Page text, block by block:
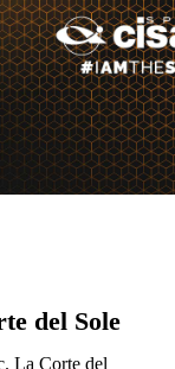
del Sole
La Corte del